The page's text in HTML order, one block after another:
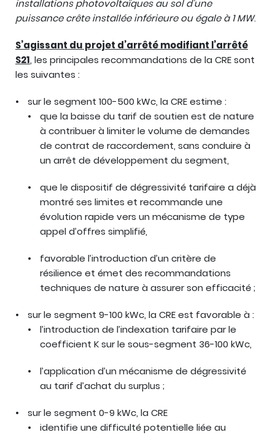
installations photovoltaïques au sol d’une
puissance crête installée inférieure ou égale à 1 MW.
S’agissant du projet d’arrêté modifiant l’arrêté
S21, les principales recommandations de la CRE sont
les suivantes :
sur le segment 100-500 kWc, la CRE estime :
que la baisse du tarif de soutien est de nature
à contribuer à limiter le volume de demandes
de contrat de raccordement, sans conduire à
un arrêt de développement du segment,
que le dispositif de dégressivité tarifaire a déjà
montré ses limites et recommande une
évolution rapide vers un mécanisme de type
appel d’offres simplifié,
favorable l’introduction d’un critère de
résilience et émet des recommandations
techniques de nature à assurer son efficacité ;
sur le segment 9-100 kWc, la CRE est favorable à :
l’introduction de l’indexation tarifaire par le
coefficient K sur le sous-segment 36-100 kWc,
l’application d’un mécanisme de dégressivité
au tarif d’achat du surplus ;
sur le segment 0-9 kWc, la CRE
identifie une difficulté potentielle liée au